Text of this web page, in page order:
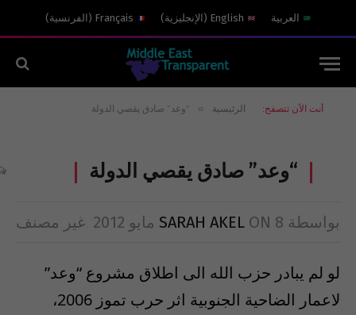
العربية English
( الإنجليزية)
Français
( الفرنسية)
أنت الآن تتصفح: الرئيسية » “وعد” صادق يقصي الدولة
“وعد” صادق يقصي الدولة
بواسطة SARAH AKEL ON 8 مايو 2012 غير مصنف
لو لم يبادر حزب الله الى اطلاق مشروع “وعد”
لاعمار الضاحية الجنوبية اثر حرب تموز 2006،